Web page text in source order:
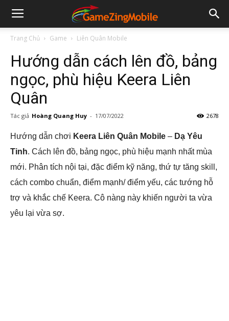
Trang Chủ Game Liên Quân Mobile
Hướng dẫn cách lên đồ, bảng
ngọc, phù hiệu Keera Liên
Quân
Tác giả Hoàng Quang Huy - 17/07/2022 2678
Hướng dẫn chơi Keera Liên Quân Mobile – Dạ Yêu
Tinh. Cách lên đồ, bảng ngọc, phù hiệu mạnh nhất mùa
mới. Phân tích nội tại, đặc điểm kỹ năng, thứ tự tăng skill,
cách combo chuẩn, điểm mạnh/ điểm yếu, các tướng hỗ
trợ và khắc chế Keera. Cô nàng này khiến người ta vừa
yêu lại vừa sợ.